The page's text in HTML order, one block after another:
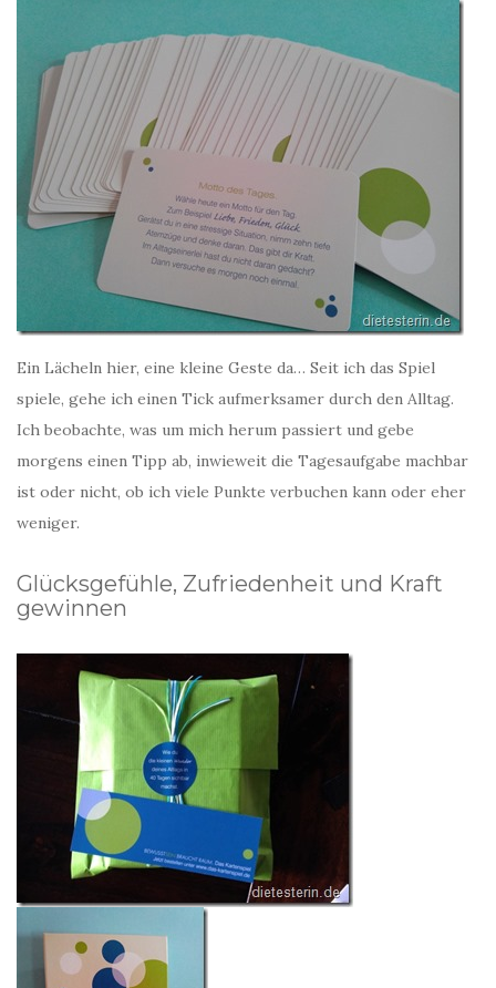
Ein Lächeln hier, eine kleine Geste da… Seit ich das Spiel
spiele, gehe ich einen Tick aufmerksamer durch den Alltag.
Ich beobachte, was um mich herum passiert und gebe
morgens einen Tipp ab, inwieweit die Tagesaufgabe machbar
ist oder nicht, ob ich viele Punkte verbuchen kann oder eher
weniger.
Glücksgefühle, Zufriedenheit und Kraft
gewinnen